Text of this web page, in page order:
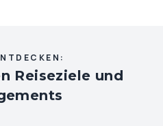
Reiseziele und